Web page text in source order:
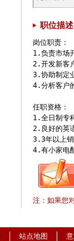
职位描述
岗位职责：
1.负责市场
2.开发新客
3.协助制定
4.分析客户
任职资格：
1.全日制专
2.良好的英
3.3年以上销
注：如果您
站点地图